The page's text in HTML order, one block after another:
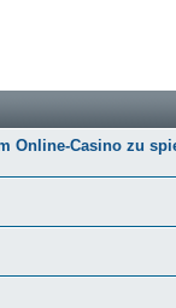
Online-Casino zu